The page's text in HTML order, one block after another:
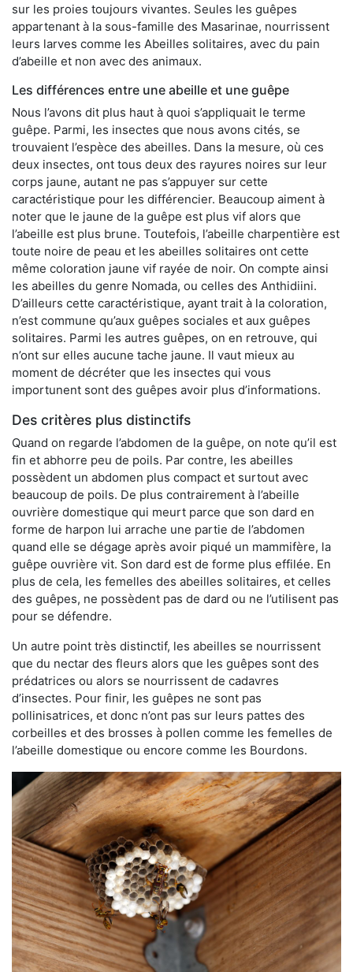
sur les proies toujours vivantes. Seules les guêpes
appartenant à la sous-famille des Masarinae, nourrissent
leurs larves comme les Abeilles solitaires, avec du pain
d’abeille et non avec des animaux.
Les différences entre une abeille et une guêpe
Nous l’avons dit plus haut à quoi s’appliquait le terme
guêpe. Parmi, les insectes que nous avons cités, se
trouvaient l’espèce des abeilles. Dans la mesure, où ces
deux insectes, ont tous deux des rayures noires sur leur
corps jaune, autant ne pas s’appuyer sur cette
caractéristique pour les différencier. Beaucoup aiment à
noter que le jaune de la guêpe est plus vif alors que
l’abeille est plus brune. Toutefois, l’abeille charpentière est
toute noire de peau et les abeilles solitaires ont cette
même coloration jaune vif rayée de noir. On compte ainsi
les abeilles du genre Nomada, ou celles des Anthidiini.
D’ailleurs cette caractéristique, ayant trait à la coloration,
n’est commune qu’aux guêpes sociales et aux guêpes
solitaires. Parmi les autres guêpes, on en retrouve, qui
n’ont sur elles aucune tache jaune. Il vaut mieux au
moment de décréter que les insectes qui vous
importunent sont des guêpes avoir plus d’informations.
Des critères plus distinctifs
Quand on regarde l’abdomen de la guêpe, on note qu’il est
fin et abhorre peu de poils. Par contre, les abeilles
possèdent un abdomen plus compact et surtout avec
beaucoup de poils. De plus contrairement à l’abeille
ouvrière domestique qui meurt parce que son dard en
forme de harpon lui arrache une partie de l’abdomen
quand elle se dégage après avoir piqué un mammifère, la
guêpe ouvrière vit. Son dard est de forme plus effilée. En
plus de cela, les femelles des abeilles solitaires, et celles
des guêpes, ne possèdent pas de dard ou ne l’utilisent pas
pour se défendre.
Un autre point très distinctif, les abeilles se nourrissent
que du nectar des fleurs alors que les guêpes sont des
prédatrices ou alors se nourrissent de cadavres
d’insectes. Pour finir, les guêpes ne sont pas
pollinisatrices, et donc n’ont pas sur leurs pattes des
corbeilles et des brosses à pollen comme les femelles de
l’abeille domestique ou encore comme les Bourdons.